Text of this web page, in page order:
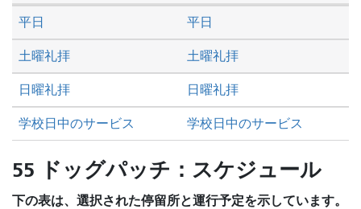
土曜礼拝 土曜礼拝
日曜礼拝 日曜礼拝
平日 平日
学校日中のサービス 学校日中のサービス
55 ドッグパッチ：スケジュール
下の表は、選択された停留所と運行予定を示しています。